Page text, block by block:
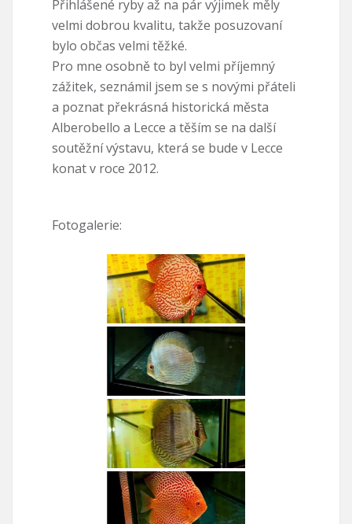
Přihlášené ryby až na pár výjimek měly
velmi dobrou kvalitu, takže posuzovaní
bylo občas velmi těžké.
Pro mne osobně to byl velmi příjemný
zážitek, seznámil jsem se s novými přáteli
a poznat překrásná historická města
Alberobello a Lecce a těším se na další
soutěžní výstavu, která se bude v Lecce
konat v roce 2012.
Fotogalerie: